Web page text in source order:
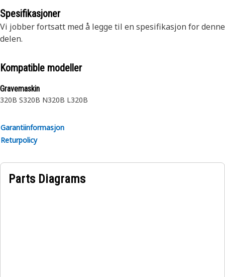
Spesifikasjoner
Vi jobber fortsatt med å legge til en spesifikasjon for denne
delen.
Kompatible modeller
Gravemaskin
320B S320B N320B L320B
Garantiinformasjon
Returpolicy
Parts Diagrams